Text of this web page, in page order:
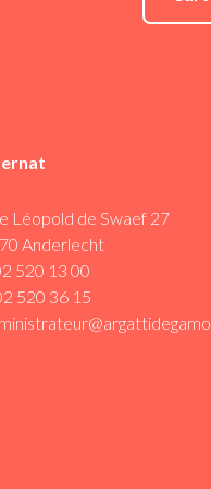
Léopold de Swaef 27
Anderlecht
520 13 00
520 36 15